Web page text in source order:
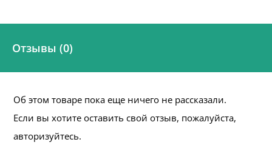
Отзывы (0)
Об этом товаре пока еще ничего не рассказали.
Если вы хотите оставить свой отзыв, пожалуйста,
авторизуйтесь.